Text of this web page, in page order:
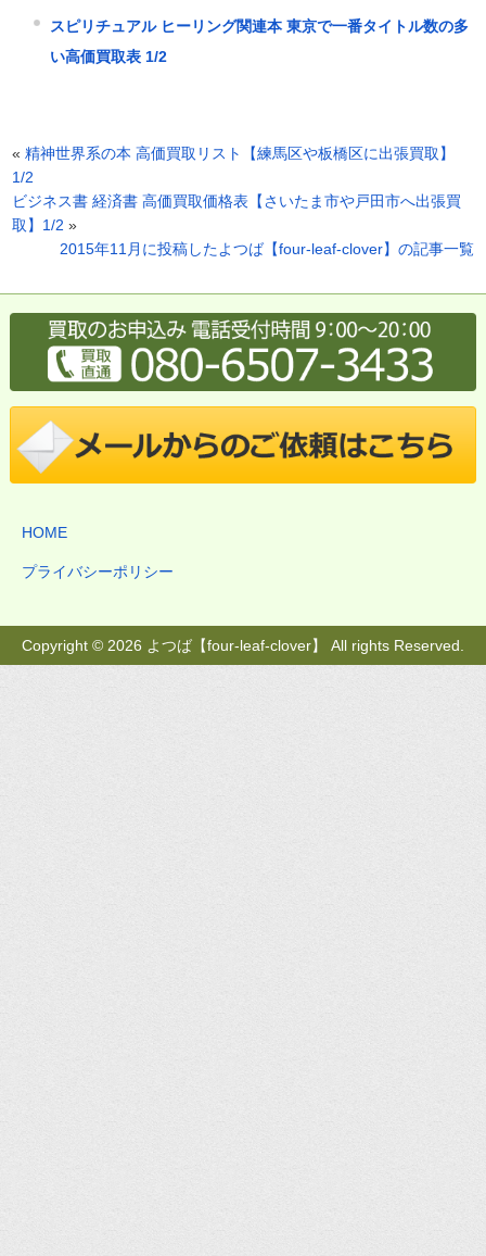
スピリチュアル ヒーリング関連本 東京で一番タイトル数の多
い高価買取表 1/2
«精神世界系の本 高価買取リスト【練馬区や板橋区に出張買取】
1/2
ビジネス書 経済書 高価買取価格表【さいたま市や戸田市へ出張買
取】1/2 »
2015年11月に投稿したよつば【four-leaf-clover】の記事一覧
HOME
プライバシーポリシー
Copyright © 2026 よつば【four-leaf-clover】 All rights Reserved.